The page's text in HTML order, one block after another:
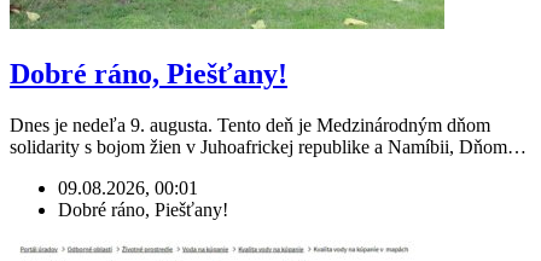
Dobré ráno, Piešťany!
Dnes je nedeľa 9. augusta. Tento deň je Medzinárodným dňom
solidarity s bojom žien v Juhoafrickej republike a Namíbii, Dňom…
09.08.2026, 00:01
Dobré ráno, Piešťany!